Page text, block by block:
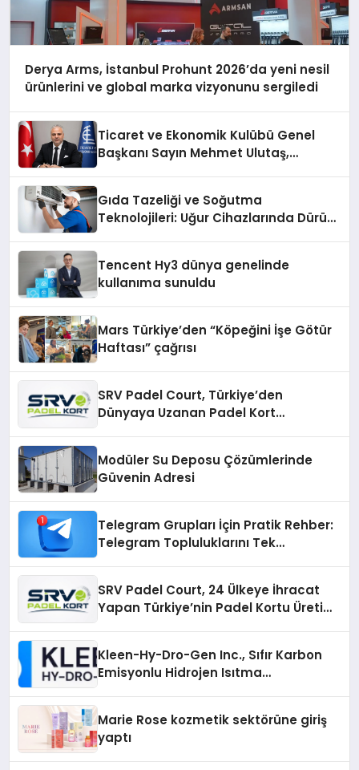
Derya Arms, İstanbul Prohunt 2026’da yeni nesil
ürünlerini ve global marka vizyonunu sergiledi
Ticaret ve Ekonomik Kulübü Genel
Başkanı Sayın Mehmet Ulutaş,
Gıda Tazeliği ve Soğutma
Teknolojileri: Uğur Cihazlarında Dürüst
Tencent Hy3 dünya genelinde
kullanıma sunuldu
Mars Türkiye’den “Köpeğini İşe Götür
Haftası” çağrısı
SRV Padel Court, Türkiye’den
Dünyaya Uzanan Padel Kort
Modüler Su Deposu Çözümlerinde
Güvenin Adresi
Telegram Grupları İçin Pratik Rehber:
Telegram Topluluklarını Tek
SRV Padel Court, 24 Ülkeye İhracat
Yapan Türkiye’nin Padel Kortu Üretim
Kleen-Hy-Dro-Gen Inc., Sıfır Karbon
Emisyonlu Hidrojen Isıtma
Marie Rose kozmetik sektörüne giriş
yaptı